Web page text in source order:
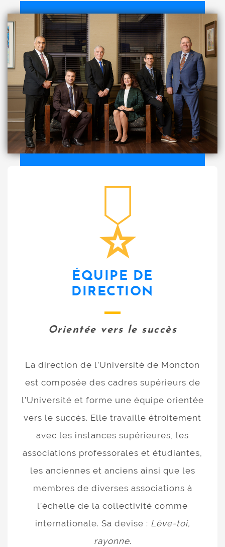
ÉQUIPE DE
DIRECTION
Orientée vers le succès
La direction de l’Université de Moncton
est composée des cadres supérieurs de
l’Université et forme une équipe orientée
vers le succès. Elle travaille étroitement
avec les instances supérieures, les
associations professorales et étudiantes,
les anciennes et anciens ainsi que les
membres de diverses associations à
l’échelle de la collectivité comme
internationale. Sa devise : Lève-toi,
rayonne.